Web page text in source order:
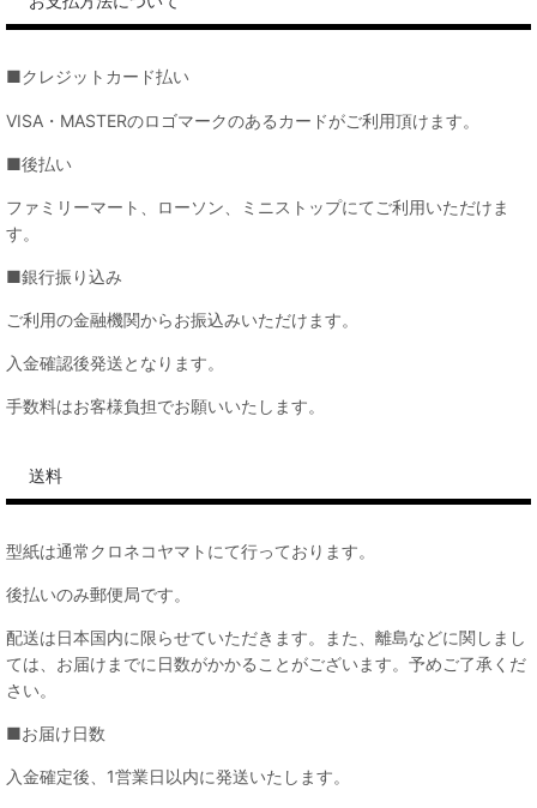
■クレジットカード払い
VISA・MASTERのロゴマークのあるカードがご利用頂けます。
■後払い
ファミリーマート、ローソン、ミニストップにてご利用いただけま
す。
■銀行振り込み
ご利用の金融機関からお振込みいただけます。
入金確認後発送となります。
手数料はお客様負担でお願いいたします。
送料
型紙は通常クロネコヤマトにて行っております。
後払いのみ郵便局です。
配送は日本国内に限らせていただきます。また、離島などに関しまし
ては、お届けまでに日数がかかることがございます。予めご了承くだ
さい。
■お届け日数
入金確定後、1営業日以内に発送いたします。